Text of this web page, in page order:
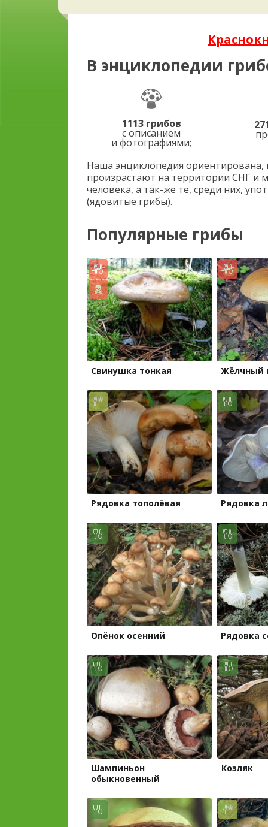
В энциклопедии
1113 грибов
с описанием
и фотографиями;
Наша энциклопедия ориентирована,
произрастают на территории СНГ и
человека, а так-же те, среди них,
(ядовитые грибы).
Популярные грибы
Свинушка тонкая Жёлчный
Рядовка тополёвая Рядовка
Опёнок осенний Рядовка
Шампиньон
обыкновенный
Козляк